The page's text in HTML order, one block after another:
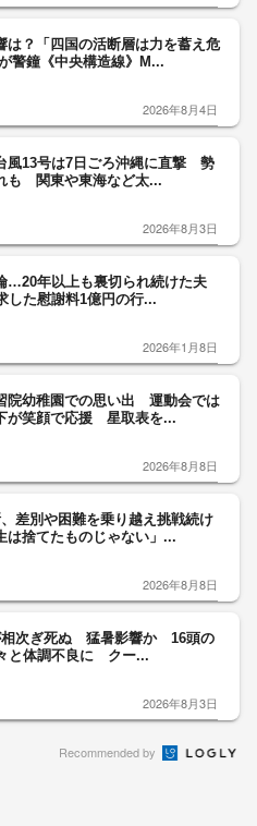
は？「四国の活断層は力を蓄え危
警鐘《中央構造線》M...
2026年8月4日
風13号は7日ごろ沖縄に直撃 勢
も 関東や東海など太...
2026年8月3日
…20年以上も裏切られ続けた夫
した慰謝料1億円の行...
2026年1月8日
院幼稚園での思い出 運動会では
が笑顔で応援 星取表を...
2026年8月8日
差別や困難を乗り越え挑戦続け
捨てたものじゃない」...
2026年8月8日
相次ぎ死ぬ 猛暑影響か 16頭の
と体調不良に クー...
2026年8月3日
Recommended by